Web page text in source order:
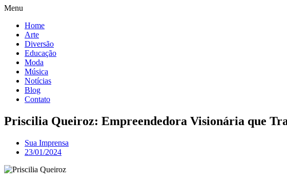
Menu
Home
Arte
Diversão
Educação
Moda
Música
Notícias
Blog
Contato
Priscilia Queiroz: Empreendedora Visionária que
Sua Imprensa
23/01/2024